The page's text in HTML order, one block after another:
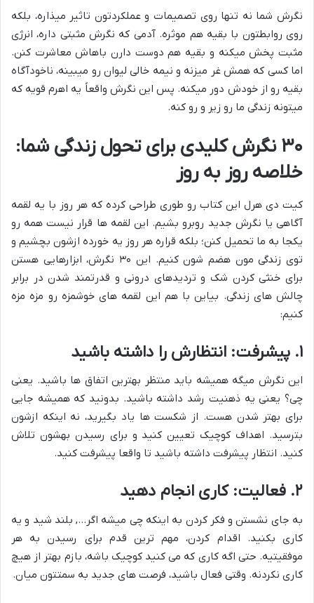
نگرش شما نه تنها روی تصمیمات و عملکردتون تاثیر میذاره، بلکه
روی روابطتون با بقیه هم موثره. آدمی که نگرش مثبتی داره، انرژی
مثبت پخش میکنه و بقیه هم دوست دارن باهاش معاشرت کنن.
اما کسی که همش غر میزنه و نیمه خالی لیوان رو میبینه، ناخودآگاه
بقیه رو از خودش دور میکنه. پس این نگرش واقعاً یه اهرم قویه که
میتونه زندگی ما رو زیر و رو کنه.
۳۰ نگرش کلیدی برای تحول زندگی شما:
خلاصه روز به روز
کیت دی هرل این کتاب رو طوری طراحی کرده که هر روز با یه لقمه
آگاهی یا نگرش جدید روبرو بشیم. این لقمه ها قرار نیست همه رو
یکجا به ما تحمیل کنن؛ بلکه قراره هر روز یه خورده ازشون بچشیم و
توی زندگی مون هضم شون کنیم. این ۳۰ نگرش، ابزارهایی هستن
برای خنثی کردن شک و تردیدهای درونی و قدرتمند شدن در برابر
چالش های زندگی. بیاین با هم این لقمه های خوشمزه رو مزه مزه
کنیم:
۱. پیشرفت: انتظارش را داشته باشید
این نگرش میگه همیشه باید منتظر بهترین اتفاق ها باشید. یعنی
چی؟ یعنی یه ذهنیت رشد داشته باشید. بدونید که همیشه جایی
برای بهتر شدن هست. از شکست ها یاد بگیرید، نه اینکه ازشون
بترسید. اهداف کوچیک تعیین کنید و برای رسیدن بهشون تلاش
کنید. انتظار پیشرفت داشته باشید تا واقعا پیشرفت کنید.
۲. فعالیت: کاری انجام دهید
به جای نشستن و فکر کردن به اینکه چی میشه اگر…, بلند شید و یه
کاری بکنید. اقدام کردن، مهم ترین قدم برای رسیدن به هر
موفقیتیه. حتی اگه کاری که می کنید کوچیک باشه، بازم بهتر از هیچ
کاری نکردنه. وقتی فعال باشید، فرصت های جدید به سمتتون میان.